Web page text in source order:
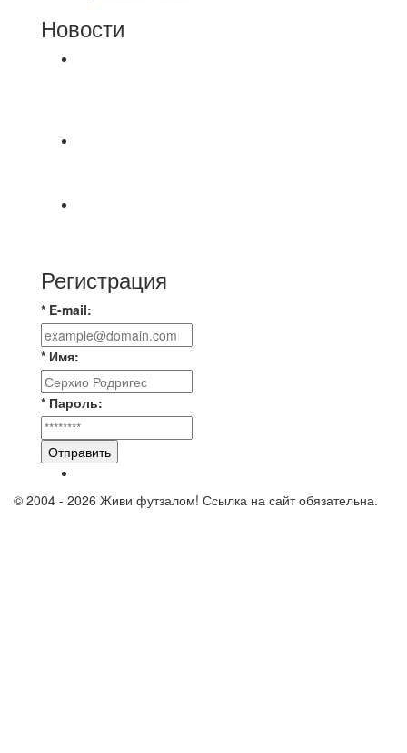
Новости
Регистрация
* E-mail:
* Имя:
* Пароль:
Отправить
© 2004 - 2026 Живи футзалом! Ссылка на сайт обязательна.